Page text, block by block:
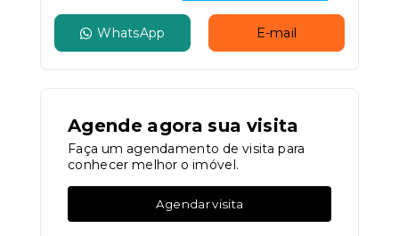
WhatsApp E-mail
Agende agora sua visita
Faça um agendamento de visita para
conhecer melhor o imóvel.
Agendar visita